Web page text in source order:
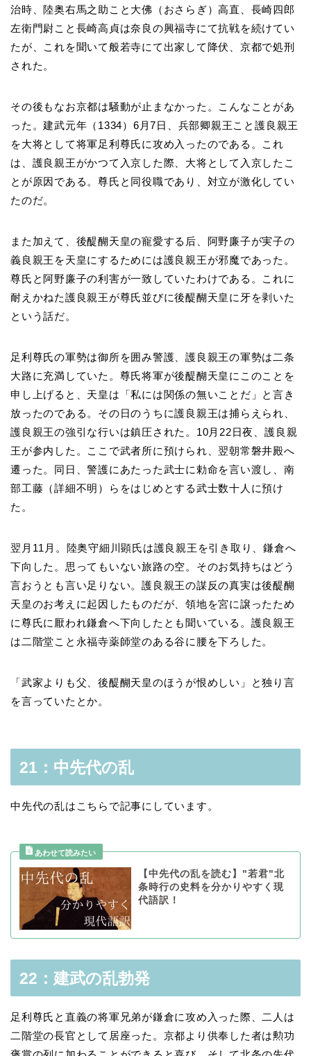
治時、陸奥右馬之助こと大佛（おさらぎ）高直、長崎四郎
左衛門尉こと長崎高貞は奈良の興福寺にて抗戦を続けてい
たが、これを聞いて般若寺にて出家して降伏、京都で処刑
された。
その後もなお京都は騒動が止まなかった。こんなことがあ
った。建武元年（1334）6月7日、兵部卿親王こと護良親王
を大将として将軍足利尊氏に攻め入ったのである。これ
は、護良親王がかつて入京した際、大将として入京したこ
とが原因である。尊氏と同役職であり、対立が激化してい
たのだ。
また加えて、後醍醐天皇の寵愛する后、阿野廉子が実子の
義良親王を天皇にするためには護良親王が邪魔であった。
尊氏と阿野廉子の利害が一致していたわけである。これに
耐えかねた護良親王が尊氏並びに後醍醐天皇に牙を剥いた
という話だ。
足利尊氏の軍勢は御所を囲み警護、護良親王の軍勢は二条
大路に充満していた。尊氏将軍が後醍醐天皇にこのことを
申し上げると、天皇は「私には関係の無いことだ」と言き
放ったのである。その日のうちに護良親王は捕らえられ、
護良親王の強引な行いは鎮圧された。10月22日夜、護良親
王が参内した。ここで武者所に預けられ、翌朝常磐井殿へ
遷った。同日、警護にあたった武士に勅命を言い渡し、南
部工藤（詳細不明）らをはじめとする武士数十人に預け
た。
翌月11月。陸奥守細川顕氏は護良親王を引き取り、鎌倉へ
下向した。思ってもいない旅路の空。そのお気持ちはどう
言おうとも言い足りない。護良親王の謀反の真実は後醍醐
天皇のお考えに起因したものだが、領地を宮に譲ったため
に尊氏に厭われ鎌倉へ下向したとも聞いている。護良親王
は二階堂こと永福寺薬師堂のある谷に腰を下ろした。
「武家よりも父、後醍醐天皇のほうが恨めしい」と独り言
を言っていたとか。
21：中先代の乱
中先代の乱はこちらで記事にしています。
【中先代の乱を読む】"若君"北
条時行の史料を分かりやすく現
代語訳！
22：建武の乱勃発
足利尊氏と直義の将軍兄弟が鎌倉に攻め入った際、二人は
二階堂の長官として居座った。京都より供奉した者は勲功